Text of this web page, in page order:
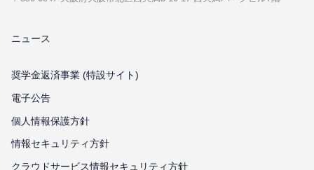
ニュース
奨学金返済事業 (特設サイト)
電子公告
個⼈情報保護⽅針
情報セキュリティ⽅針
クラウドサービス情報セキュリティ方針